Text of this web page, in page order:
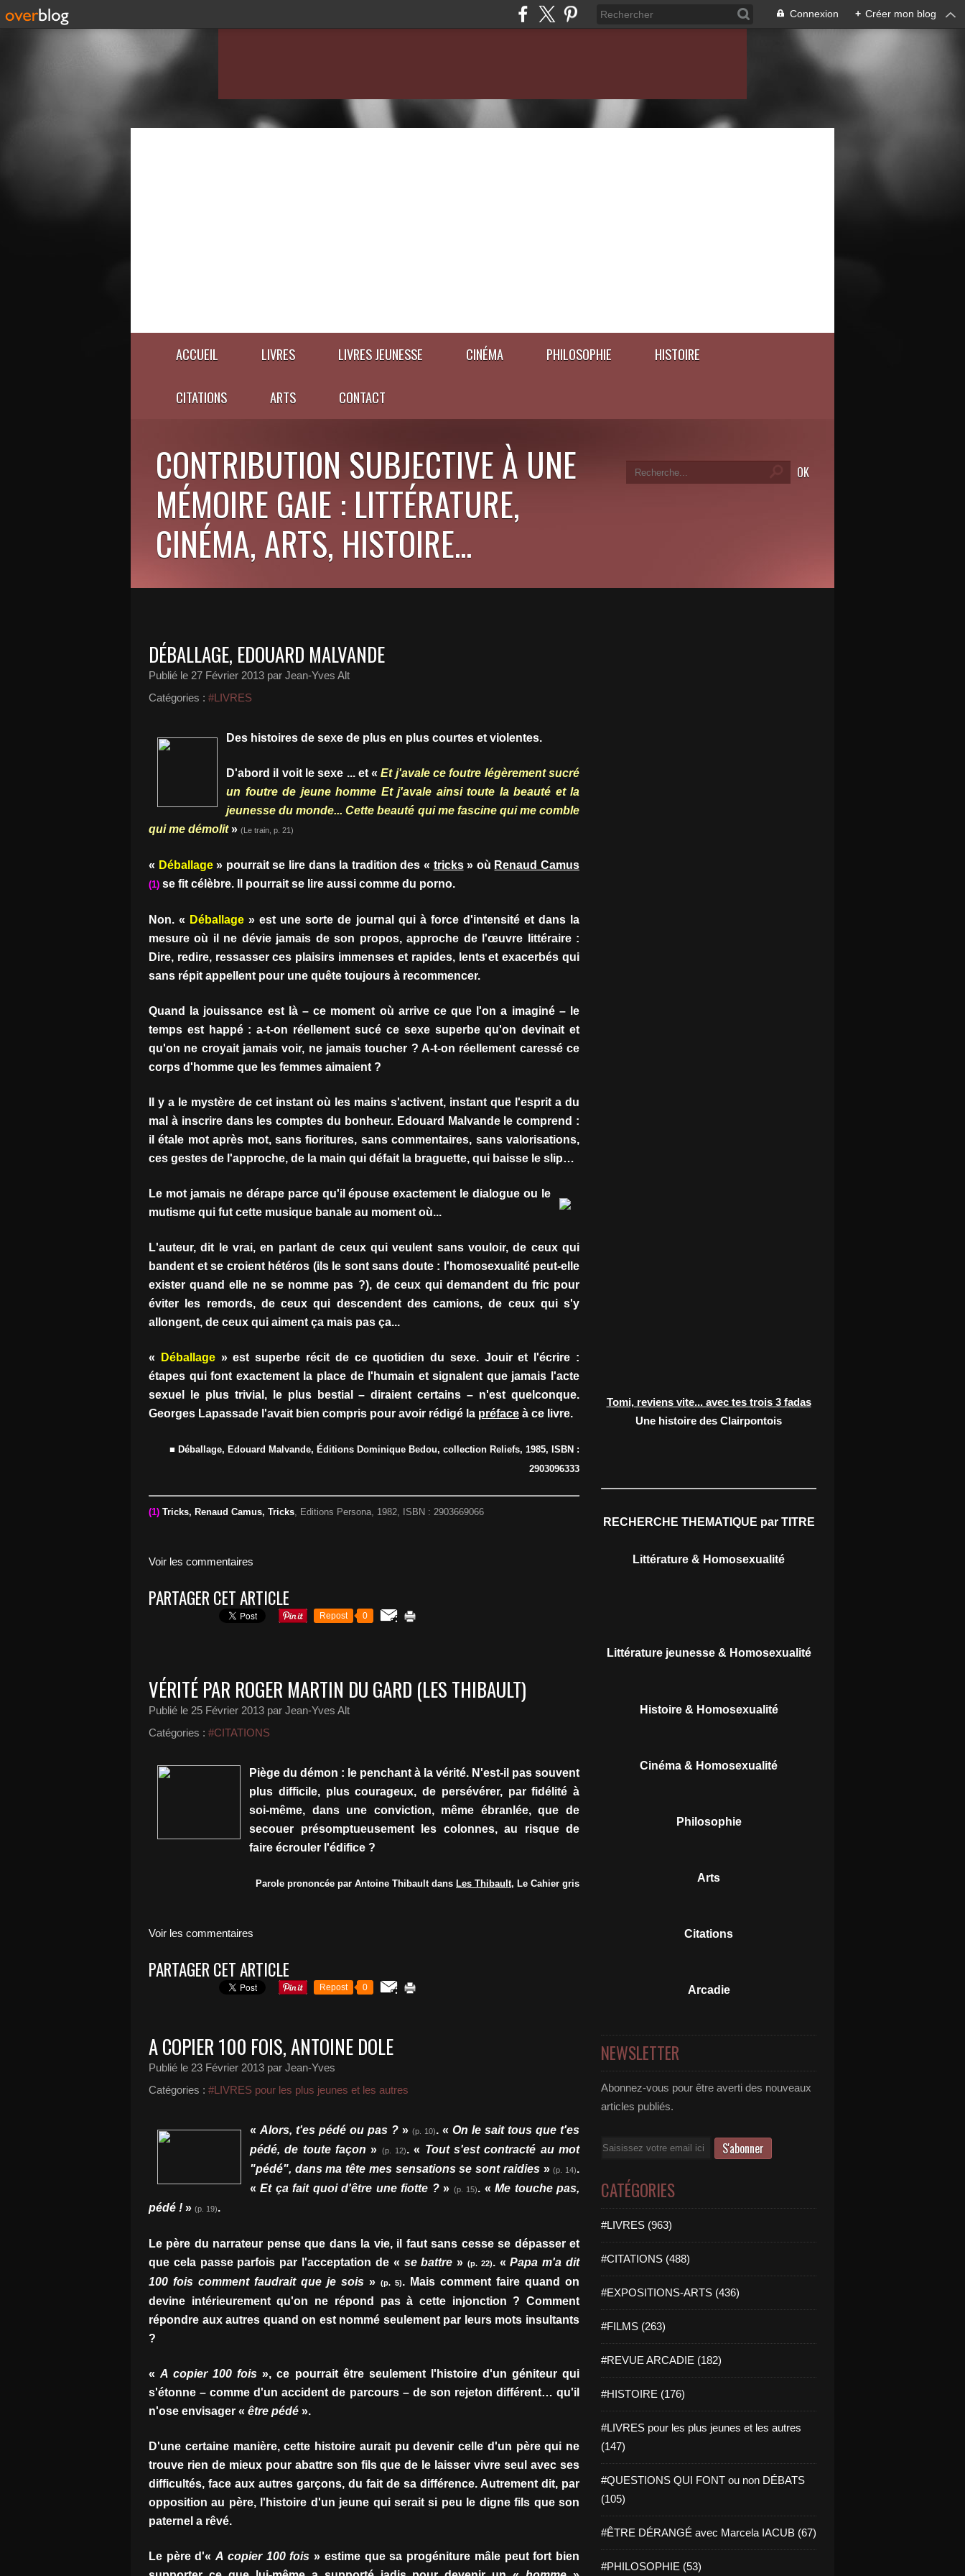
Connexion + Créer mon blog
ACCUEIL LIVRES LIVRES JEUNESSE CINÉMA PHILOSOPHIE HISTOIRE
CITATIONS ARTS CONTACT
CONTRIBUTION SUBJECTIVE À UNE
MÉMOIRE GAIE : LITTÉRATURE,
CINÉMA, ARTS, HISTOIRE...
DÉBALLAGE, EDOUARD MALVANDE
Publié le 27 Février 2013 par Jean-Yves Alt
Catégories : #LIVRES
Des histoires de sexe de plus en plus courtes et violentes.
D'abord il voit le sexe ... et «Et j'avale ce foutre légèrement sucré
un foutre de jeune homme Et j'avale ainsi toute la beauté et la
jeunesse du monde... Cette beauté qui me fascine qui me comble
qui me démolit» (Le train, p. 21)
« Déballage» pourrait se lire dans la tradition des « tricks » où Renaud Camus
(1) se fit célèbre. Il pourrait se lire aussi comme du porno.
Non. « Déballage » est une sorte de journal qui à force d'intensité et dans la
mesure où il ne dévie jamais de son propos, approche de l'œuvre littéraire :
Dire, redire, ressasser ces plaisirs immenses et rapides, lents et exacerbés qui
sans répit appellent pour une quête toujours à recommencer.
Quand la jouissance est là – ce moment où arrive ce que l'on a imaginé – le
temps est happé : a-t-on réellement sucé ce sexe superbe qu'on devinait et
qu'on ne croyait jamais voir, ne jamais toucher ? A-t-on réellement caressé ce
corps d'homme que les femmes aimaient ?
Il y a le mystère de cet instant où les mains s'activent, instant que l'esprit a du
mal à inscrire dans les comptes du bonheur. Edouard Malvande le comprend :
il étale mot après mot, sans fioritures, sans commentaires, sans valorisations,
ces gestes de l'approche, de la main qui défait la braguette, qui baisse le slip…
Le mot jamais ne dérape parce qu'il épouse exactement le dialogue ou le
mutisme qui fut cette musique banale au moment où...
L'auteur, dit le vrai, en parlant de ceux qui veulent sans vouloir, de ceux qui
bandent et se croient hétéros (ils le sont sans doute : l'homosexualité peut-elle
exister quand elle ne se nomme pas ?), de ceux qui demandent du fric pour
éviter les remords, de ceux qui descendent des camions, de ceux qui s'y
allongent, de ceux qui aiment ça mais pas ça...
« Déballage» est superbe récit de ce quotidien du sexe. Jouir et l'écrire :
étapes qui font exactement la place de l'humain et signalent que jamais l'acte
sexuel le plus trivial, le plus bestial – diraient certains – n'est quelconque.
Georges Lapassade l'avait bien compris pour avoir rédigé la préface à ce livre.
■ Déballage, Edouard Malvande, Éditions Dominique Bedou, collection Reliefs, 1985, ISBN :
2903096333
(1) Tricks, Renaud Camus, Tricks , Editions Persona, 1982, ISBN : 2903669066
Voir les commentaires
PARTAGER CET ARTICLE
Repost 0
VÉRITÉ PAR ROGER MARTIN DU GARD (LES THIBAULT)
Publié le 25 Février 2013 par Jean-Yves Alt
Catégories : #CITATIONS
Piège du démon : le penchant à la vérité. N'est-il pas souvent
plus difficile, plus courageux, de persévérer, par fidélité à
soi-même, dans une conviction, même ébranlée, que de
secouer présomptueusement les colonnes, au risque de
faire écrouler l'édifice ?
Parole prononcée par Antoine Thibault dans Les Thibault, Le Cahier gris
Voir les commentaires
PARTAGER CET ARTICLE
Repost 0
A COPIER 100 FOIS, ANTOINE DOLE
Publié le 23 Février 2013 par Jean-Yves
Catégories : #LIVRES pour les plus jeunes et les autres
« Alors, t'es pédé ou pas ? » (p. 10). « On le sait tous que t'es
pédé, de toute façon » (p. 12). « Tout s'est contracté au mot
"pédé", dans ma tête mes sensations se sont raidies» (p. 14).
«Et ça fait quoi d'être une fiotte ?» (p. 15). «Me touche pas,
pédé ! » (p. 19).
Le père du narrateur pense que dans la vie, il faut sans cesse se dépasser et
que cela passe parfois par l'acceptation de « se battre » (p. 22). «Papa m'a dit
100 fois comment faudrait que je sois » (p. 5). Mais comment faire quand on
devine intérieurement qu'on ne répond pas à cette injonction ? Comment
répondre aux autres quand on est nommé seulement par leurs mots insultants
?
«A copier 100 fois », ce pourrait être seulement l'histoire d'un géniteur qui
s'étonne – comme d'un accident de parcours – de son rejeton différent… qu'il
n'ose envisager « être pédé ».
D'une certaine manière, cette histoire aurait pu devenir celle d'un père qui ne
trouve rien de mieux pour abattre son fils que de le laisser vivre seul avec ses
difficultés, face aux autres garçons, du fait de sa différence. Autrement dit, par
opposition au père, l'histoire d'un jeune qui serait si peu le digne fils que son
paternel a rêvé.
Le père d'«A copier 100 fois » estime que sa progéniture mâle peut fort bien
Tomi, reviens vite... avec tes trois 3 fadas
Une histoire des Clairpontois
RECHERCHE THEMATIQUE par TITRE
Littérature & Homosexualité
Littérature jeunesse & Homosexualité
Histoire & Homosexualité
Cinéma & Homosexualité
Philosophie
Arts
Citations
Arcadie
NEWSLETTER
Abonnez-vous pour être averti des nouveaux
articles publiés.
Email
CATÉGORIES
#LIVRES (963)
#CITATIONS (488)
#EXPOSITIONS-ARTS (436)
#FILMS (263)
#REVUE ARCADIE (182)
#HISTOIRE (176)
#LIVRES pour les plus jeunes et les autres
(147)
#QUESTIONS QUI FONT ou non DÉBATS
(105)
#ÊTRE DÉRANGÉ avec Marcela IACUB (67)
#PHILOSOPHIE (53)